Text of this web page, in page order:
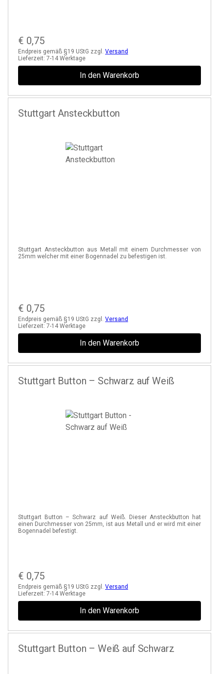
€ 0,75
Endpreis gemäß §19 UStG zzgl. Versand
Lieferzeit: 7-14 Werktage
In den Warenkorb
Stuttgart Ansteckbutton
Stuttgart Ansteckbutton aus Metall mit einem Durchmesser von
25mm welcher mit einer Bogennadel zu befestigen ist.
€ 0,75
Endpreis gemäß §19 UStG zzgl. Versand
Lieferzeit: 7-14 Werktage
In den Warenkorb
Stuttgart Button – Schwarz auf Weiß
Stuttgart Button – Schwarz auf Weiß. Dieser Ansteckbutton hat
einen Durchmesser von 25mm, ist aus Metall und er wird mit einer
Bogennadel befestigt.
€ 0,75
Endpreis gemäß §19 UStG zzgl. Versand
Lieferzeit: 7-14 Werktage
In den Warenkorb
Stuttgart Button – Weiß auf Schwarz